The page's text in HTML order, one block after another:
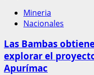
Mineria
Nacionales
Las Bambas
explorar el
Apurímac